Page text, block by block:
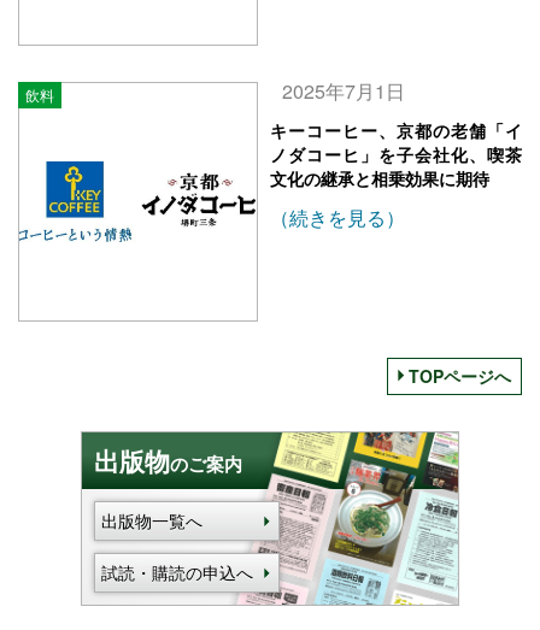
飲料 2025年7月1日
キーコーヒー、京都の老舗「イ
ノダコーヒ」を子会社化、喫茶
文化の継承と相乗効果に期待
（続きを見る）
TOPページへ
出版物のご案内
出版物一覧へ
試読・購読の申込へ